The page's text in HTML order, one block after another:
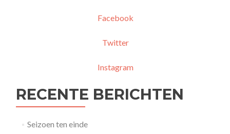
Facebook
Twitter
Instagram
RECENTE BERICHTEN
Seizoen ten einde